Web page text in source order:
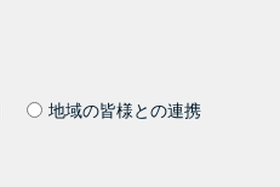
地域の皆様との連携